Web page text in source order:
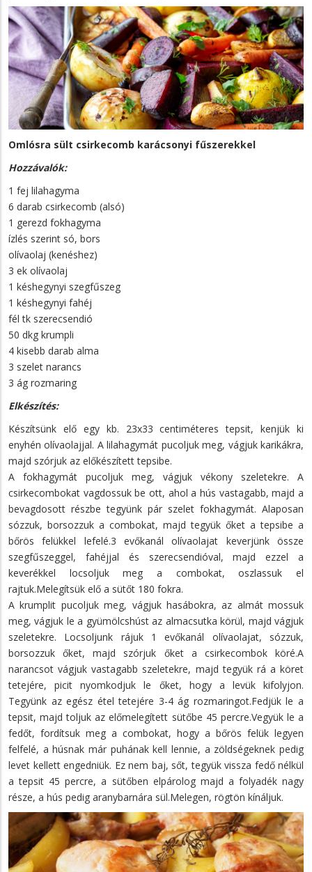
Omlósra sült csirkecomb karácsonyi fűszerekkel
Hozzávalók:
1 fej lilahagyma
6 darab csirkecomb (alsó)
1 gerezd fokhagyma
ízlés szerint só, bors
olívaolaj (kenéshez)
3 ek olívaolaj
1 késhegynyi szegfűszeg
1 késhegynyi fahéj
fél tk szerecsendió
50 dkg krumpli
4 kisebb darab alma
3 szelet narancs
3 ág rozmaring
Elkészítés:
Készítsünk elő egy kb. 23x33 centiméteres tepsit, kenjük ki
enyhén olívaolajjal. A lilahagymát pucoljuk meg, vágjuk karikákra,
majd szórjuk az előkészített tepsibe.
A fokhagymát pucoljuk meg, vágjuk vékony szeletekre. A
csirkecombokat vagdossuk be ott, ahol a hús vastagabb, majd a
bevagdosott részbe tegyünk pár szelet fokhagymát. Alaposan
sózzuk, borsozzuk a combokat, majd tegyük őket a tepsibe a
bőrös felükkel lefelé.3 evőkanál olívaolajat keverjünk össze
szegfűszeggel, fahéjjal és szerecsendióval, majd ezzel a
keverékkel locsoljuk meg a combokat, oszlassuk el
rajtuk.Melegítsük elő a sütőt 180 fokra.
A krumplit pucoljuk meg, vágjuk hasábokra, az almát mossuk
meg, vágjuk le a gyümölcshúst az almacsutka körül, majd vágjuk
szeletekre. Locsoljunk rájuk 1 evőkanál olívaolajat, sózzuk,
borsozzuk őket, majd szórjuk őket a csirkecombok köré.A
narancsot vágjuk vastagabb szeletekre, majd tegyük rá a köret
tetejére, picit nyomkodjuk le őket, hogy a levük kifolyjon.
Tegyünk az egész étel tetejére 3-4 ág rozmaringot.Fedjük le a
tepsit, majd toljuk az előmelegített sütőbe 45 percre.Vegyük le a
fedőt, fordítsuk meg a combokat, hogy a bőrös felük legyen
felfelé, a húsnak már puhának kell lennie, a zöldségeknek pedig
levet kellett engedniük. Ez nem baj, sőt, tegyük vissza fedő nélkül
a tepsit 45 percre, a sütőben elpárolog majd a folyadék nagy
része, a hús pedig aranybarnára sül.Melegen, rögtön kínáljuk.